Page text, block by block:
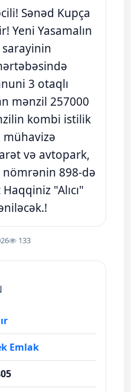
Sənəd Kupça
Yeni Yasamalın
3 otaqlı
mənzil 257000
kombi istilik
mühavizə
və avtopark,
898-də
"Alıcı"
133
Emlak